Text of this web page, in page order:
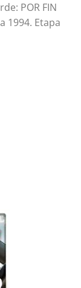
POR FIN
1994. Etapa